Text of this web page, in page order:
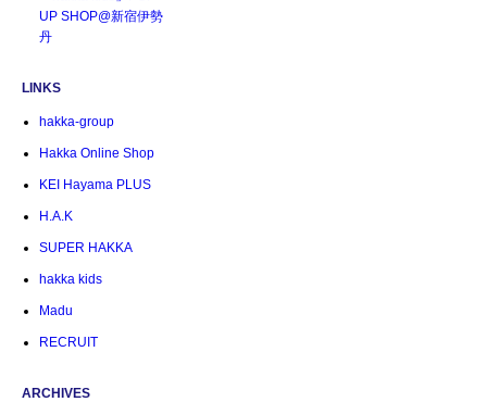
UP SHOP@新宿伊勢
丹
LINKS
hakka-group
Hakka Online Shop
KEI Hayama PLUS
H.A.K
SUPER HAKKA
hakka kids
Madu
RECRUIT
ARCHIVES